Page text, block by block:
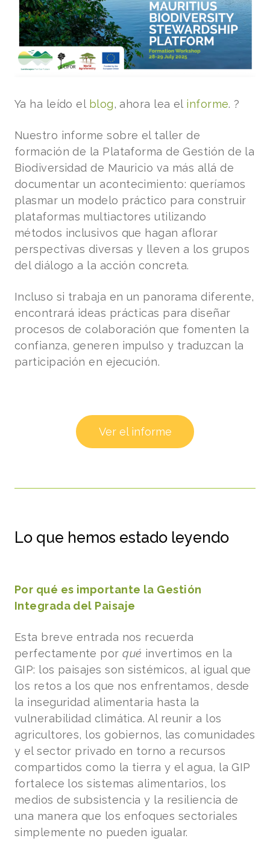
Ya ha leído el blog, ahora lea el informe. ?
Nuestro informe sobre el taller de
formación de la Plataforma de Gestión de la
Biodiversidad de Mauricio va más allá de
documentar un acontecimiento: queríamos
plasmar un modelo práctico para construir
plataformas multiactores utilizando
métodos inclusivos que hagan aflorar
perspectivas diversas y lleven a los grupos
del diálogo a la acción concreta.
Incluso si trabaja en un panorama diferente,
encontrará ideas prácticas para diseñar
procesos de colaboración que fomenten la
confianza, generen impulso y traduzcan la
participación en ejecución.
Ver el informe
Lo que hemos estado leyendo
Por qué es importante la Gestión
Integrada del Paisaje
Esta breve entrada nos recuerda
perfectamente porqué invertimos en la
GIP: los paisajes son sistémicos, al igual que
los retos a los que nos enfrentamos, desde
la inseguridad alimentaria hasta la
vulnerabilidad climática. Al reunir a los
agricultores, los gobiernos, las comunidades
y el sector privado en torno a recursos
compartidos como la tierra y el agua, la GIP
fortalece los sistemas alimentarios, los
medios de subsistencia y la resiliencia de
una manera que los enfoques sectoriales
simplemente no pueden igualar.